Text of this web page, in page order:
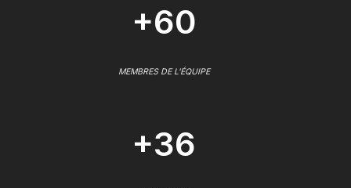
+60
MEMBRES DE L'ÉQUIPE
+36